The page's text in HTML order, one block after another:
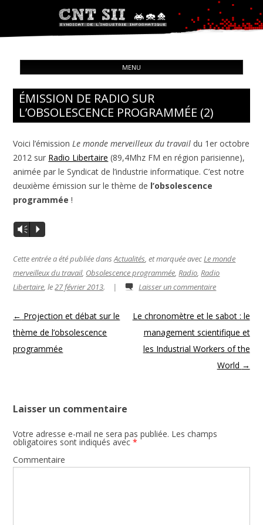
CNT – Solidarité Ouvrière
MENU
ÉMISSION DE RADIO SUR
L’OBSOLESCENCE PROGRAMMÉE (2)
Voici l’émissionLe monde merveilleux du travail du 1er octobre
2012 sur Radio Libertaire (89,4Mhz FM en région parisienne),
animée par le Syndicat de l’industrie informatique. C’est notre
deuxième émission sur le thème de l’obsolescence
programmée !
Vm P
Cette entrée a été publiée dansActualités, et marquée avecLe monde
merveilleux du travail, Obsolescence programmée,Radio,Radio
Libertaire, le27 février 2013. | Laisser un commentaire
Navigation des articles
← Projection et débat sur le
thème de l’obsolescence
programmée
Le chronomètre et le sabot : le
management scientifique et
les Industrial Workers of the
World →
Laisser un commentaire
Votre adresse e-mail ne sera pas publiée. Les champs
obligatoires sont indiqués avec*
Commentaire